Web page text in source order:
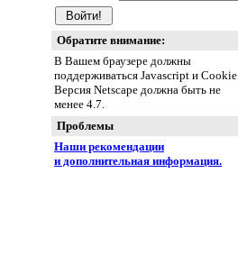
Обратите внимание:
В Вашем браузере должны
поддерживаться Javascript и Cookie.
Версия Netscape должна быть не
менее 4.7.
Проблемы
Наши рекомендации
и дополнительная информация.